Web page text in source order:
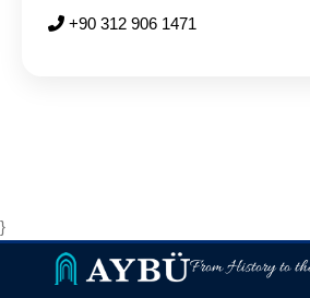
+90 312 906 1471
}
From History to